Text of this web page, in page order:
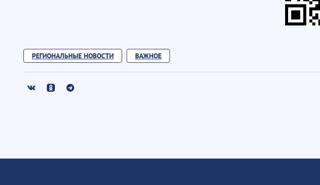
РЕГИОНАЛЬНЫЕ НОВОСТИ ВАЖНОЕ